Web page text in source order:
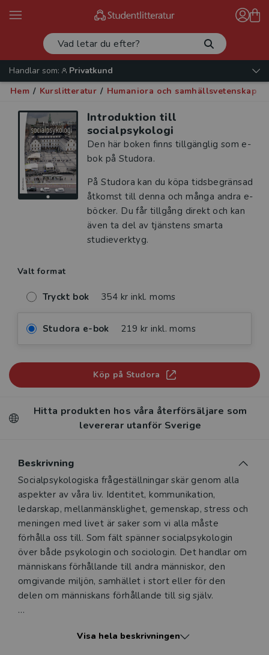
Handlar som:
Privatkund
Hem / Kurslitteratur / Humaniora och samhällsvetenskap
Introduktion till
socialpsykologi
Den här boken finns tillgänglig som e-
bok på Studora.
På Studora kan du köpa tidsbegränsad
åtkomst till denna och många andra e-
böcker. Du får tillgång direkt och kan
även ta del av tjänstens smarta
studieverktyg.
Valt format
Tryckt bok 354 kr inkl. moms
Studora e-bok 219 kr inkl. moms
Köp på Studora
Hitta produkten hos våra återförsäljare som
levererar utanför Sverige
Beskrivning
Beskrivning
Socialpsykologiska frågeställningar skär genom alla
aspekter av våra liv. Identitet, kommunikation,
ledarskap, mellanmänsklighet, gemenskap, stress och
meningen med livet är saker som vi alla måste
förhålla oss till. Som fält spänner socialpsykologin
över både psykologin och sociologin. Det handlar om
människans förhållande till andra människor, den
omgivande miljön, samhället i stort eller för den
delen om människans förhållande till sig själv.
och teoribildning ger denna tredje omarbetade
Visa hela beskrivningen